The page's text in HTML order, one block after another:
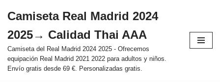
al
contenido
Camiseta Real Madrid 2024
2025→ Calidad Thai AAA
Camiseta del Real Madrid 2024 2025 - Ofrecemos
equipación Real Madrid 2021 2022 para adultos y niños.
Envío gratis desde 69 €. Personalizadas gratis.